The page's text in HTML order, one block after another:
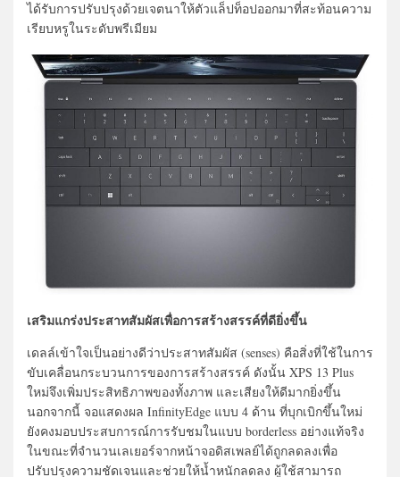
ได้รับการปรับปรุงด้วยเจตนาให้ตัวแล็ปท็อปออกมาที่สะท้อนความ
เรียบหรูในระดับพรีเมียม
เสริมแกร่งประสาทสัมผัสเพื่อการสร้างสรรค์ที่ดียิ่งขึ้น
เดลล์เข้าใจเป็นอย่างดีว่าประสาทสัมผัส (senses) คือสิ่งที่ใช้ในการ
ขับเคลื่อนกระบวนการของการสร้างสรรค์ ดังนั้น XPS 13 Plus
ใหม่จึงเพิ่มประสิทธิภาพของทั้งภาพ และเสียงให้ดีมากยิ่งขึ้น
นอกจากนี้ จอแสดงผล InfinityEdge แบบ 4 ด้าน ที่บุกเบิกขึ้นใหม่
ยังคงมอบประสบการณ์การรับชมในแบบ borderless อย่างแท้จริง
ในขณะที่จำนวนเลเยอร์จากหน้าจอดิสเพลย์ได้ถูกลดลงเพื่อ
ปรับปรุงความชัดเจนและช่วยให้น้ำหนักลดลง ผู้ใช้สามารถ